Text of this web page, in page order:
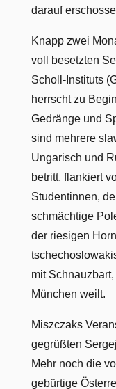
darauf
Knapp zwei
voll besetzten
Scholl-Instituts
herrscht zu
Gedränge und
sind mehrere
Ungarisch und
betritt, flankiert
Studentinnen,
schmächtige
der riesigen
mit
München weilt.
Miszczaks
gegrüßten
Mehr noch die
gebürtige